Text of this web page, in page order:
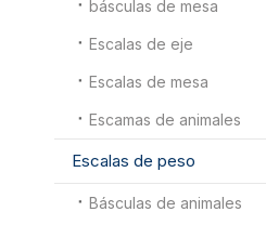
básculas de mesa
Escalas de eje
Escalas de mesa
Escamas de animales
Escalas de peso
Básculas de animales